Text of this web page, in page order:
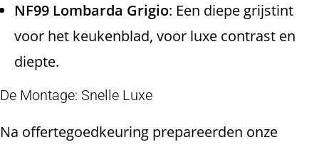
NF99 Lombarda Grigio: Een diepe grijstint
voor het keukenblad, voor luxe contrast en
diepte.
De Montage: Snelle Luxe
Na offertegoedkeuring prepareerden onze